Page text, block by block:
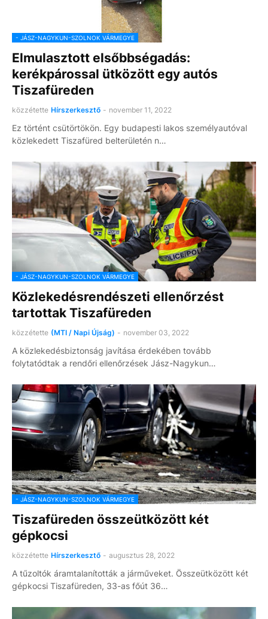
- JÁSZ-NAGYKUN-SZOLNOK VÁRMEGYE
Elmulasztott elsőbbségadás:
kerékpárossal ütközött egy autós
Tiszafüreden
közzétette Hírszerkesztő - november 11, 2022
Ez történt csütörtökön. Egy budapesti lakos személyautóval
közlekedett Tiszafüred belterületén n…
- JÁSZ-NAGYKUN-SZOLNOK VÁRMEGYE
Közlekedésrendészeti ellenőrzést
tartottak Tiszafüreden
közzétette (MTI / Napi Újság) - november 03, 2022
A közlekedésbiztonság javítása érdekében tovább
folytatódtak a rendőri ellenőrzések Jász-Nagykun…
- JÁSZ-NAGYKUN-SZOLNOK VÁRMEGYE
Tiszafüreden összeütközött két
gépkocsi
közzétette Hírszerkesztő - augusztus 28, 2022
A tűzoltók áramtalanították a járműveket. Összeütközött két
gépkocsi Tiszafüreden, 33-as főút 36…